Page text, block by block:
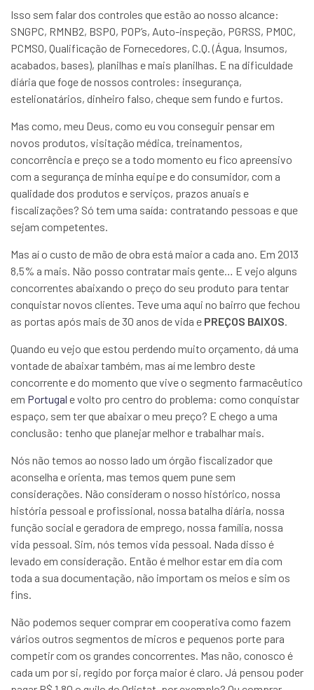
Isso sem falar dos controles que estão ao nosso alcance:
SNGPC, RMNB2, BSPO, POP’s, Auto-inspeção, PGRSS, PMOC,
PCMSO, Qualificação de Fornecedores, C.Q. (Água, Insumos,
acabados, bases), planilhas e mais planilhas. E na dificuldade
diária que foge de nossos controles: insegurança,
estelionatários, dinheiro falso, cheque sem fundo e furtos.
Mas como, meu Deus, como eu vou conseguir pensar em
novos produtos, visitação médica, treinamentos,
concorrência e preço se a todo momento eu fico apreensivo
com a segurança de minha equipe e do consumidor, com a
qualidade dos produtos e serviços, prazos anuais e
fiscalizações? Só tem uma saída: contratando pessoas e que
sejam competentes.
Mas aí o custo de mão de obra está maior a cada ano. Em 2013
8,5% a mais. Não posso contratar mais gente… E vejo alguns
concorrentes abaixando o preço do seu produto para tentar
conquistar novos clientes. Teve uma aqui no bairro que fechou
as portas após mais de 30 anos de vida e PREÇOS BAIXOS.
Quando eu vejo que estou perdendo muito orçamento, dá uma
vontade de abaixar também, mas aí me lembro deste
concorrente e do momento que vive o segmento farmacêutico
em Portugal e volto pro centro do problema: como conquistar
espaço, sem ter que abaixar o meu preço? E chego a uma
conclusão: tenho que planejar melhor e trabalhar mais.
Nós não temos ao nosso lado um órgão fiscalizador que
aconselha e orienta, mas temos quem pune sem
considerações. Não consideram o nosso histórico, nossa
história pessoal e profissional, nossa batalha diária, nossa
função social e geradora de emprego, nossa família, nossa
vida pessoal. Sim, nós temos vida pessoal. Nada disso é
levado em consideração. Então é melhor estar em dia com
toda a sua documentação, não importam os meios e sim os
fins.
Não podemos sequer comprar em cooperativa como fazem
vários outros segmentos de micros e pequenos porte para
competir com os grandes concorrentes. Mas não, conosco é
cada um por si, regido por força maior é claro. Já pensou poder